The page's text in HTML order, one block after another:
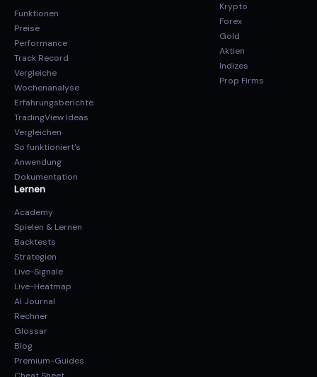
Funktionen
Preise
Performance
Track Record
Vergleiche
Wochenanalyse
Erfahrungsberichte
TradingView Ideas
Vergleichen
So funktioniert's
Anwendung
Dokumentation
Lernen
Academy
Spielen & Lernen
Backtests
Strategien
Live-Signale
Live-Heatmap
AI Journal
Rechner
Glossar
Blog
Premium-Guides
Krypto
Forex
Gold
Aktien
Indizes
Prop Firms